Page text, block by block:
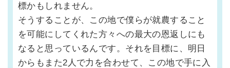
標かもしれません。
そうすることが、この地で僕らが就農すること
を可能にしてくれた方々への最大の恩返しにも
なると思っているんです。それを目標に、明日
からもまた2人で力を合わせて、この地で手に入